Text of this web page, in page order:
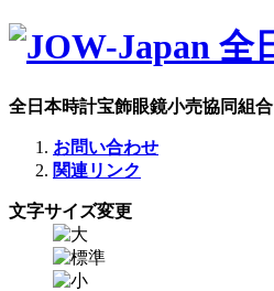
全日本時計宝飾眼鏡小売協同組合
お問い合わせ
関連リンク
文字サイズ変更